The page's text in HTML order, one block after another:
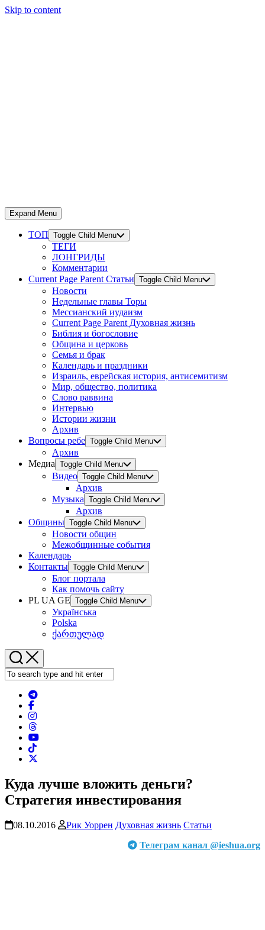
Skip to content
Expand Menu
ТОП Toggle Child Menu
ТЕГИ
ЛОНГРИДЫ
Комментарии
Current Page Parent Статьи Toggle Child Menu
Новости
Недельные главы Торы
Мессианский иудаизм
Current Page Parent Духовная жизнь
Библия и богословие
Община и церковь
Семья и брак
Календарь и праздники
Израиль, еврейская история, антисемитизм
Мир, общество, политика
Слово раввина
Интервью
Истории жизни
Архив
Вопросы ребе Toggle Child Menu
Архив
Медиа Toggle Child Menu
Видео Toggle Child Menu
Архив
Музыка Toggle Child Menu
Архив
Общины Toggle Child Menu
Новости общин
Межобщинные события
Календарь
Контакты Toggle Child Menu
Блог портала
Как помочь сайту
PL UA GE Toggle Child Menu
Українська
Polska
ქართულად
Куда лучше вложить деньги?
Стратегия инвестирования
08.10.2016 Рик Уоррен Духовная жизнь Статьи
Телеграм канал @ieshua.org